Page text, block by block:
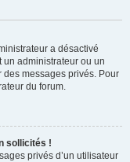
a désactivé
administrateur ou un
des messages privés. Pour
du forum.
sollicités !
privés d’un utilisateur